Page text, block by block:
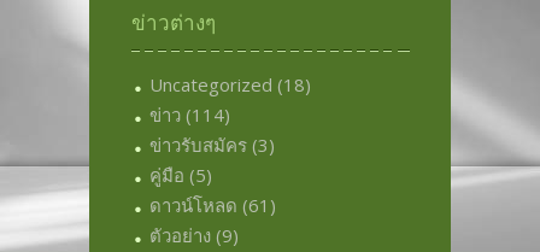
ข่าวต่างๆ
Uncategorized (18)
ข่าว (114)
ข่าวรับสมัคร (3)
คู่มือ (5)
ดาวน์โหลด (61)
ตัวอย่าง (9)